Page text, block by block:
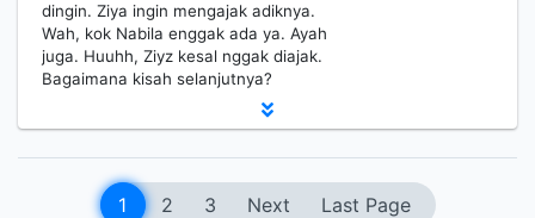
dingin. Ziya ingin mengajak adiknya.
Wah, kok Nabila enggak ada ya. Ayah
juga. Huuhh, Ziyz kesal nggak diajak.
Bagaimana kisah selanjutnya?
1 2 3 Next Last Page